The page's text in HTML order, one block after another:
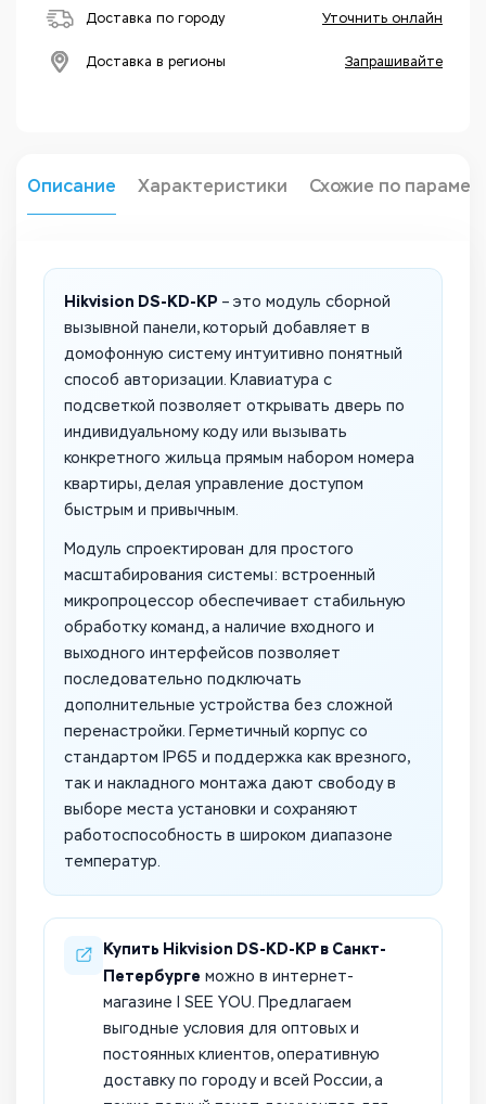
Доставка по городу Уточнить онлайн
Доставка в регионы Запрашивайте
Описание Характеристики Схожие по
Hikvision DS-KD-KP – это модуль сборной
вызывной панели, который добавляет в
домофонную систему интуитивно понятный
способ авторизации. Клавиатура с
подсветкой позволяет открывать дверь по
индивидуальному коду или вызывать
конкретного жильца прямым набором номера
квартиры, делая управление доступом
быстрым и привычным.
Модуль спроектирован для простого
масштабирования системы: встроенный
микропроцессор обеспечивает стабильную
обработку команд, а наличие входного и
выходного интерфейсов позволяет
последовательно подключать
дополнительные устройства без сложной
перенастройки. Герметичный корпус со
стандартом IP65 и поддержка как врезного,
так и накладного монтажа дают свободу в
выборе места установки и сохраняют
работоспособность в широком диапазоне
температур.
Купить Hikvision DS-KD-KP в Санкт-
Петербурге можно в интернет-
магазине I SEE YOU. Предлагаем
выгодные условия для оптовых и
постоянных клиентов, оперативную
доставку по городу и всей России, а